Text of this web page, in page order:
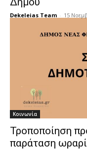
Dekeleias Team - 15
Κοινωνία
Τροποποίηση
παράταση